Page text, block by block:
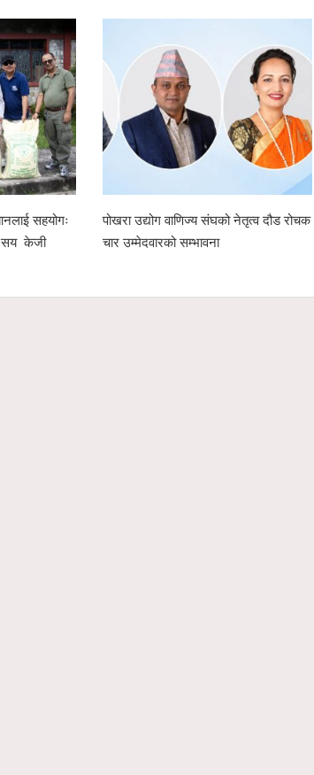
सहयोगः
केजी
पोखरा उद्योग वाणिज्य संघको नेतृत्व दौड रोचक बन्दै,
चार उम्मेदवारको सम्भावना